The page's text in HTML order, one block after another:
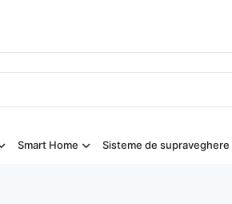
Smart Home Sisteme de supraveghere